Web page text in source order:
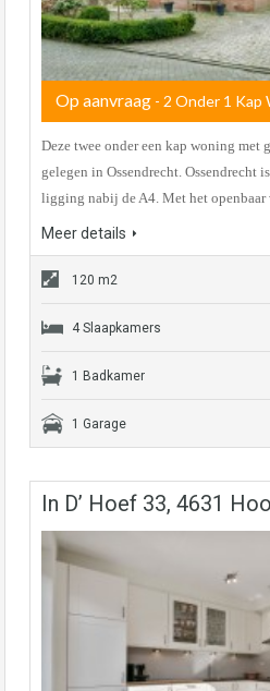
Op aanvraag - 2 Onder 1 Kap
Deze twee onder een kap woning met
gelegen in Ossendrecht. Ossendrecht
ligging nabij de A4. Met het openbaar
Meer details
120 m2
4 Slaapkamers
1 Badkamer
1 Garage
In D’ Hoef 33, 4631